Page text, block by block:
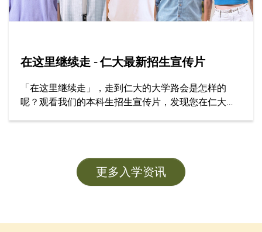
在这里继续走 - 仁大最新招生宣传片
「在这里继续走」，走到仁大的大学路会是怎样的
呢？观看我们的本科生招生宣传片，发现您在仁大学
更多入学资讯